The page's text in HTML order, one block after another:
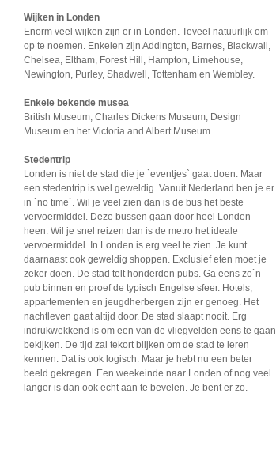
Wijken in Londen
Enorm veel wijken zijn er in Londen. Teveel natuurlijk om
op te noemen. Enkelen zijn Addington, Barnes, Blackwall,
Chelsea, Eltham, Forest Hill, Hampton, Limehouse,
Newington, Purley, Shadwell, Tottenham en Wembley.
Enkele bekende musea
British Museum, Charles Dickens Museum, Design
Museum en het Victoria and Albert Museum.
Stedentrip
Londen is niet de stad die je `eventjes` gaat doen. Maar
een stedentrip is wel geweldig. Vanuit Nederland ben je er
in `no time`. Wil je veel zien dan is de bus het beste
vervoermiddel. Deze bussen gaan door heel Londen
heen. Wil je snel reizen dan is de metro het ideale
vervoermiddel. In Londen is erg veel te zien. Je kunt
daarnaast ook geweldig shoppen. Exclusief eten moet je
zeker doen. De stad telt honderden pubs. Ga eens zo`n
pub binnen en proef de typisch Engelse sfeer. Hotels,
appartementen en jeugdherbergen zijn er genoeg. Het
nachtleven gaat altijd door. De stad slaapt nooit. Erg
indrukwekkend is om een van de vliegvelden eens te gaan
bekijken. De tijd zal tekort blijken om de stad te leren
kennen. Dat is ook logisch. Maar je hebt nu een beter
beeld gekregen. Een weekeinde naar Londen of nog veel
langer is dan ook echt aan te bevelen. Je bent er zo.